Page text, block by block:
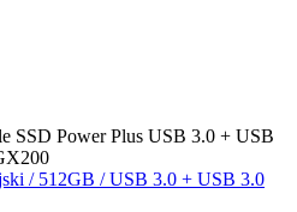
SSD Power Plus USB 3.0 + USB
/ 512GB /USB 3.0 + USB 3.0